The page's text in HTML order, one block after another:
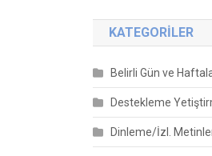
KATEGORILER
Belirli Gün ve
Destekleme
Dinleme/İzl.